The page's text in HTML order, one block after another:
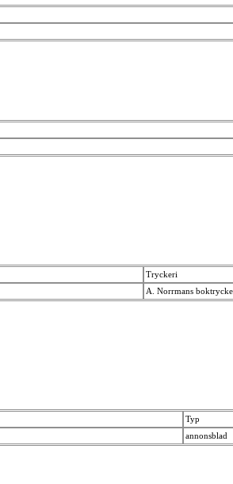
Tryckeri
A. Norrmans
Typ
annonsblad